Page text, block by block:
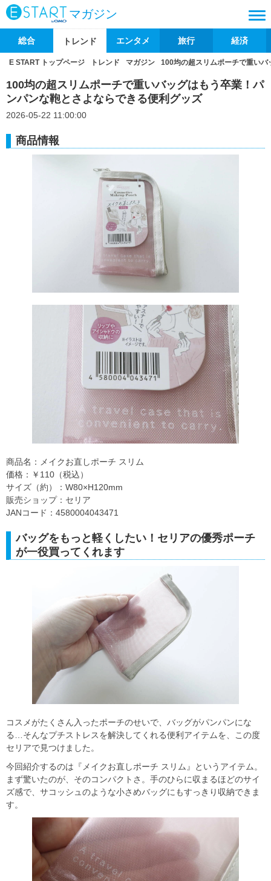
マガジン
総合 トレンド エンタメ 旅行 経済
E START トップページ トレンド マガジン 100均の超スリムポーチで重い
100均の超スリムポーチで重いバッグはもう卒業！パ
ンパンな鞄とさよならできる便利グッズ
2026-05-22 11:00:00
商品情報
商品名：メイクお直しポーチ スリム
価格：￥110（税込）
サイズ（約）：W80×H120mm
販売ショップ：セリア
JANコード：4580004043471
バッグをもっと軽くしたい！セリアの優秀ポーチ
が一役買ってくれます
コスメがたくさん入ったポーチのせいで、バッグがパンパンにな
る…そんなプチストレスを解決してくれる便利アイテムを、この度
セリアで見つけました。
今回紹介するのは『メイクお直しポーチ スリム』というアイテム。
まず驚いたのが、そのコンパクトさ。手のひらに収まるほどのサイ
ズ感で、サコッシュのような小さめバッグにもすっきり収納できま
す。